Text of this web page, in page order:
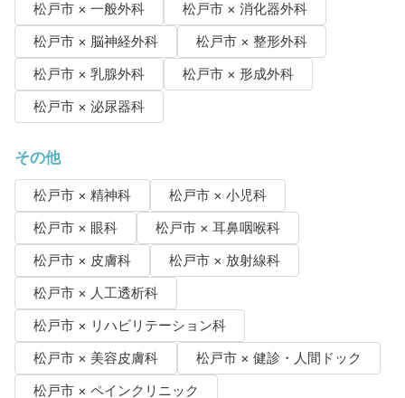
松戸市 × 一般外科
松戸市 × 消化器外科
松戸市 × 脳神経外科
松戸市 × 整形外科
松戸市 × 乳腺外科
松戸市 × 形成外科
松戸市 × 泌尿器科
その他
松戸市 × 精神科
松戸市 × 小児科
松戸市 × 眼科
松戸市 × 耳鼻咽喉科
松戸市 × 皮膚科
松戸市 × 放射線科
松戸市 × 人工透析科
松戸市 × リハビリテーション科
松戸市 × 美容皮膚科
松戸市 × 健診・人間ドック
松戸市 × ペインクリニック